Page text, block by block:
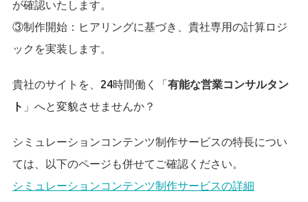
が確認いたします。
③制作開始：ヒアリングに基づき、貴社専用の計算ロジ
ックを実装します。
貴社のサイトを、24時間働く「有能な営業コンサルタン
ト 」へと変貌させませんか？
シミュレーションコンテンツ制作サービスの特長につい
ては、以下のページも併せてご確認ください。
シミュレーションコンテンツ制作サービスの詳細